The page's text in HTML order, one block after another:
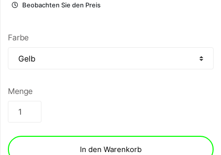
Beobachten Sie den Preis
Farbe
Menge
In den Warenkorb